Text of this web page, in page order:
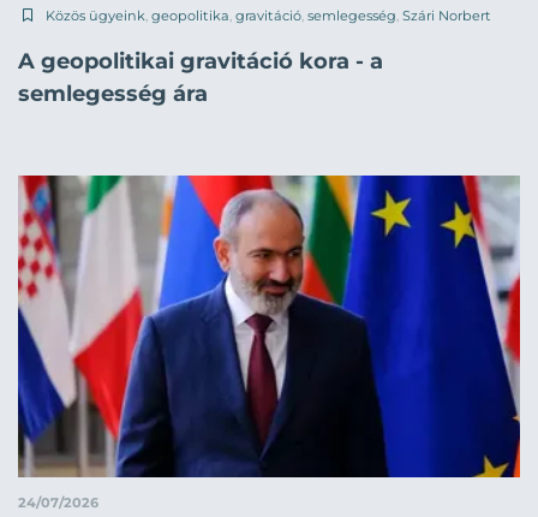
Közös ügyeink geopolitika gravitáció semlegesség Szári Norbert
A geopolitikai gravitáció kora - a
semlegesség ára
24/07/2026